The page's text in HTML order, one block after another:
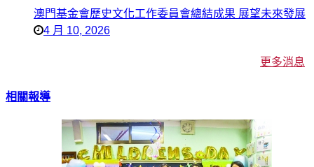
澳門基金會歷史文化工作委員會總結成果 展望未來發展
4 月 10, 2026
更多消息
相關報導